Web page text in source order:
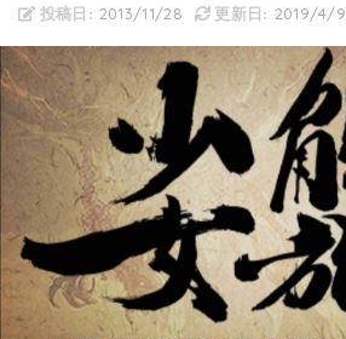
2013/11/28 2019/4/9